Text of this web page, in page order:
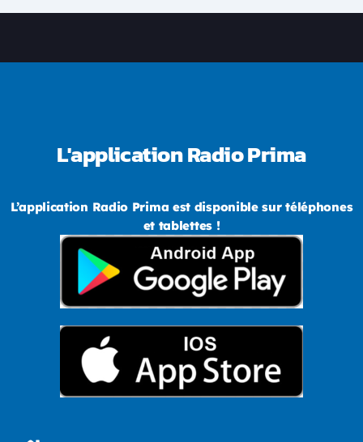
L'application Radio Prima
L’application Radio Prima est disponible sur téléphones
et tablettes !